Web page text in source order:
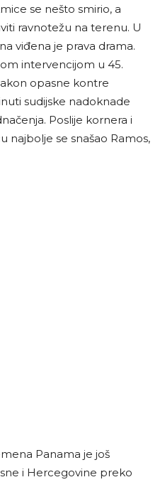
se nešto smirio, a
ravnotežu na terenu. U
viđena je prava drama.
intervencijom u 45.
opasne kontre
sudijske nadoknade
Poslije kornera i
najbolje se snašao Ramos,
Panama je još
i Hercegovine preko